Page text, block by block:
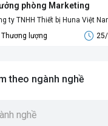
phòng Marketing
ty TNHH Thiết bị Huna Việt
Thương lượng
theo ngành nghề